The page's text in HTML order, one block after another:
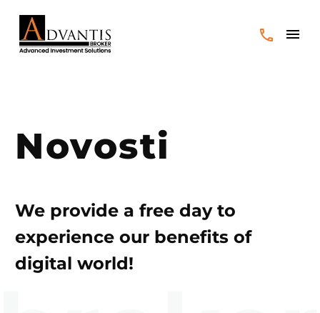
Novosti
We provide a free day to
experience our benefits of
digital world!